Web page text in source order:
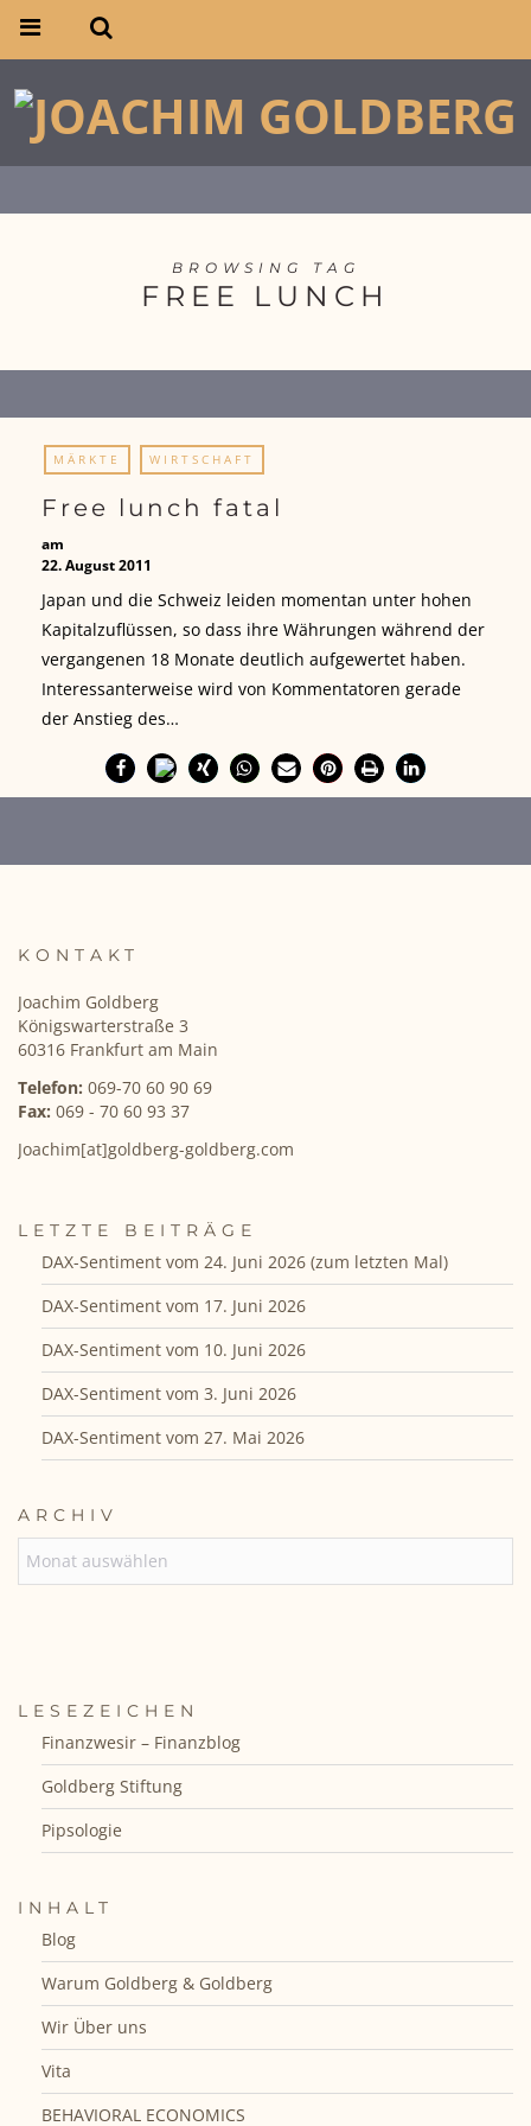
BROWSING TAG
FREE LUNCH
MÄRKTE WIRTSCHAFT
Free lunch fatal
am
22. August 2011
Japan und die Schweiz leiden momentan unter hohen
Kapitalzuflüssen, so dass ihre Währungen während der
vergangenen 18 Monate deutlich aufgewertet haben.
Interessanterweise wird von Kommentatoren gerade
der Anstieg des…
KONTAKT
Joachim Goldberg
Königswarterstraße 3
60316 Frankfurt am Main
Telefon: 069-70 60 90 69
Fax: 069 - 70 60 93 37
Joachim[at]goldberg-goldberg.com
LETZTE BEITRÄGE
DAX-Sentiment vom 24. Juni 2026 (zum letzten Mal)
DAX-Sentiment vom 17. Juni 2026
DAX-Sentiment vom 10. Juni 2026
DAX-Sentiment vom 3. Juni 2026
DAX-Sentiment vom 27. Mai 2026
ARCHIV
LESEZEICHEN
Finanzwesir – Finanzblog
Goldberg Stiftung
Pipsologie
INHALT
Blog
Warum Goldberg & Goldberg
Wir Über uns
Vita
BEHAVIORAL ECONOMICS